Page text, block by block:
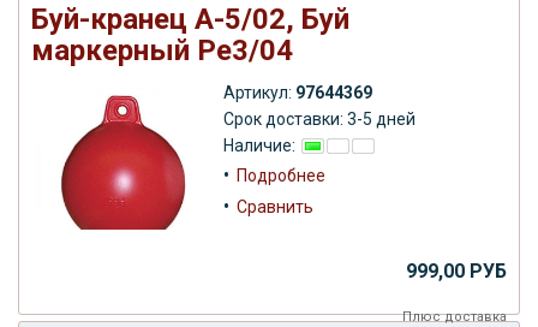
Буй-кранец А-5/02, Буй
маркерный Ре3/04
Артикул: 97644369
Срок доставки: 3-5 дней
Наличие:
• Подробнее
• Сравнить
999,00 РУБ
Плюсдоставка